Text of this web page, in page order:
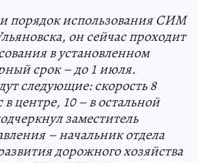
порядок использования СИМ
он сейчас проходит
в установленном
срок – до 1 июля.
следующие: скорость 8
в центре, 10 – в остальной
заместитель
– начальник отдела
дорожного хозяйства